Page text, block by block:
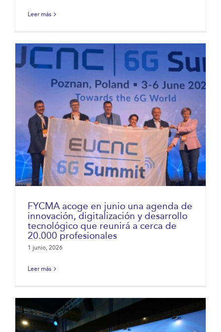
Leer más
FYCMA acoge en junio una agenda de
innovación, digitalización y desarrollo
tecnológico que reunirá a cerca de
20.000 profesionales
1 junio, 2026
Leer más